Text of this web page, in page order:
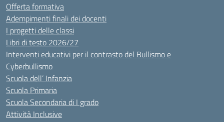
Offerta formativa
Adempimenti finali dei docenti
I progetti delle classi
Libri di testo 2026/27
Interventi educativi per il contrasto del Bullismo e
Cyberbullismo
Scuola dell’ Infanzia
Scuola Primaria
Scuola Secondaria di I grado
Attività Inclusive